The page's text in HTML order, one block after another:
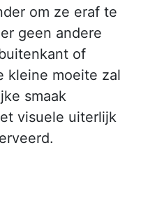
om ze eraf te
geen andere
of
kleine moeite zal
smaak
visuele uiterlijk